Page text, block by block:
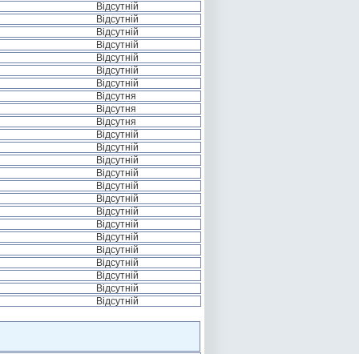
Відсутній
Відсутній
Відсутній
Відсутній
Відсутній
Відсутній
Відсутній
Відсутня
Відсутня
Відсутня
Відсутній
Відсутній
Відсутній
Відсутній
Відсутній
Відсутній
Відсутній
Відсутній
Відсутній
Відсутній
Відсутній
Відсутній
Відсутній
Відсутній